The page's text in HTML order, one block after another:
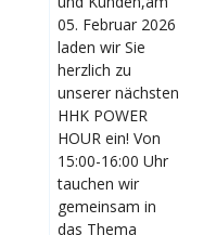
05. Februar 2026
laden wir Sie
herzlich zu
unserer nächsten
HHK POWER
HOUR ein! Von
15:00-16:00 Uhr
tauchen wir
gemeinsam in
das Thema